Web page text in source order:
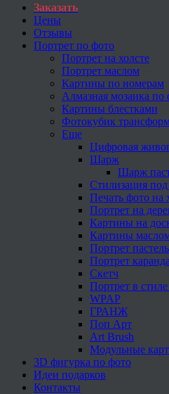
Заказать
Цены
Отзывы
Портрет по фото
Портрет на холсте
Портрет маслом
Картины по номерам
Алмазная мозаика по
Картины блестками
Фотокубик
Еще
Цифровая
Шарж
Шарж
Стилизация
Печать фото на
Портрет на
Картины на
Картины
Портрет
Портрет
Скетч
Портрет в
WPAP
ГРАНЖ
Поп Арт
Art Brush
Модульные
3D фигурка по фото
Идеи подарков
Контакты